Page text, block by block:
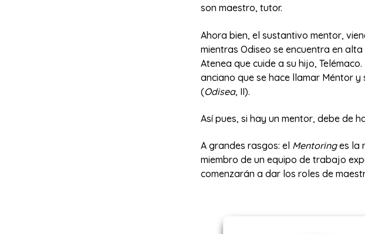
son maestro, tutor.
Ahora bien, el sustantivo mentor,
mientras Odiseo se encuentra en
Atenea que cuide a su hijo,
anciano que se hace llamar Méntor
(Odisea, II).
Así pues, si hay un mentor, debe de
A grandes rasgos: el Mentoringes la
miembro de un equipo de trabajo
comenzarán a dar los roles de